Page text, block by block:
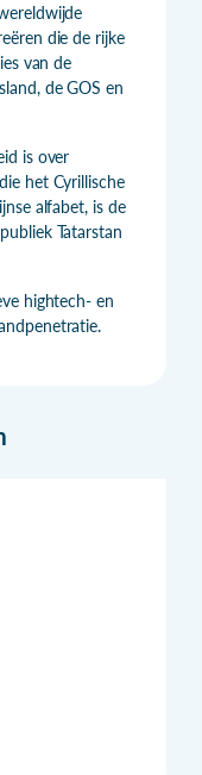
die de rijke
van de
de GOS en
is over
het Cyrillische
alfabet, is de
Tatarstan
hightech- en